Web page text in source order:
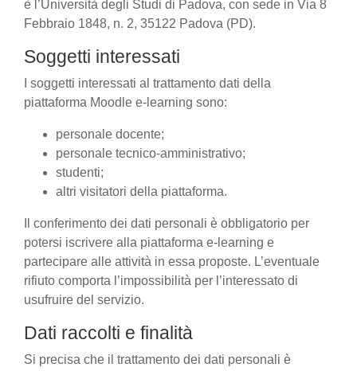
è l’Università degli Studi di Padova, con sede in Via 8
Febbraio 1848, n. 2, 35122 Padova (PD).
Soggetti interessati
I soggetti interessati al trattamento dati della
piattaforma Moodle e-learning sono:
personale docente;
personale tecnico-amministrativo;
studenti;
altri visitatori della piattaforma.
Il conferimento dei dati personali è obbligatorio per
potersi iscrivere alla piattaforma e-learning e
partecipare alle attività in essa proposte. L’eventuale
rifiuto comporta l’impossibilità per l’interessato di
usufruire del servizio.
Dati raccolti e finalità
Si precisa che il trattamento dei dati personali è